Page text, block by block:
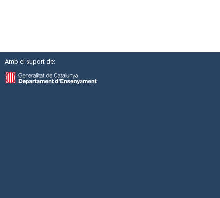
Amb el suport de: